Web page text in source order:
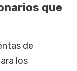
que
de
los